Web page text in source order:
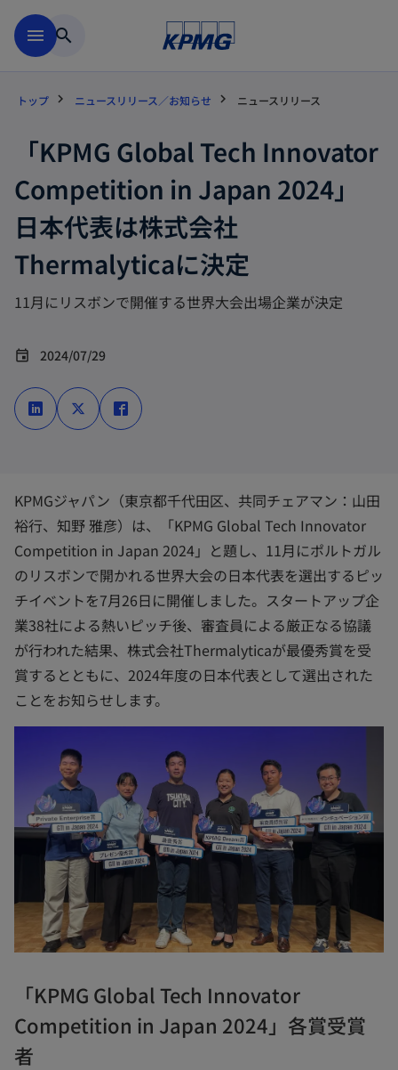
menu search
トップ ニュースリリース／お知らせ ニュースリリース
「KPMG Global Tech Innovator
Competition in Japan 2024」
日本代表は株式会社
Thermalyticaに決定
11月にリスボンで開催する世界大会出場企業が決定
event 2024/07/29
新
し
い
タ
新
し
い
タ
し
い
KPMGジャパン（東京都千代田区、共同チェアマン：山田
裕行、知野 雅彦）は、「KPMG Global Tech Innovator
Competition in Japan 2024」と題し、11月にポルトガル
のリスボンで開かれる世界大会の日本代表を選出するピッ
チイベントを7月26日に開催しました。スタートアップ企
業38社による熱いピッチ後、審査員による厳正なる協議
が行われた結果、株式会社Thermalyticaが最優秀賞を受
賞するとともに、2024年度の日本代表として選出された
ことをお知らせします。
「KPMG Global Tech Innovator
Competition in Japan 2024」各賞受賞
者